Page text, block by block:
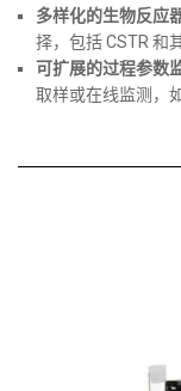
多样化的生物反应
择，包括 CSTR 和
可扩展的过程参数
取样或在线监测，